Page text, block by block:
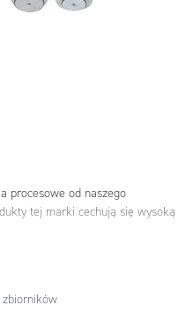
procesowe od naszego
tej marki cechują się wysoką
zbiorników